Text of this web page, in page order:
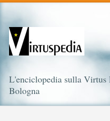
L'enciclopedia sulla Virtus
Bologna